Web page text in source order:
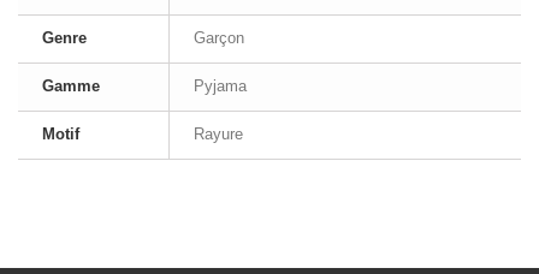
Genre Garçon
Gamme Pyjama
Motif Rayure